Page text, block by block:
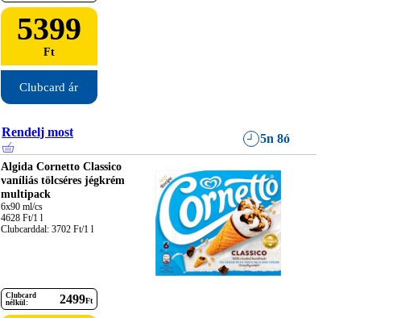
5399
Ft
Clubcard ár
Rendelj most 5n 8ó
Algida Cornetto Classico
vaníliás tölcséres jégkrém
multipack
6x90 ml/cs
4628 Ft/1 l
Clubcarddal: 3702 Ft/1 l
Clubcard
nélkül:
2499Ft